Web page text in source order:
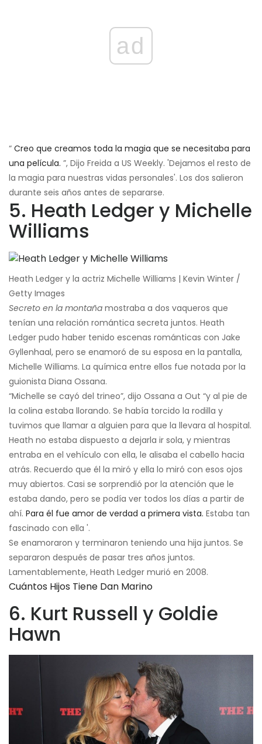
ad
“ Creo que creamos toda la magia que se necesitaba para
una película. ”, Dijo Freida a US Weekly. 'Dejamos el resto de
la magia para nuestras vidas personales'. Los dos salieron
durante seis años antes de separarse.
5. Heath Ledger y Michelle
Williams
Heath Ledger y la actriz Michelle Williams | Kevin Winter /
Getty Images
Secreto en la montaña mostraba a dos vaqueros que
tenían una relación romántica secreta juntos. Heath
Ledger pudo haber tenido escenas románticas con Jake
Gyllenhaal, pero se enamoró de su esposa en la pantalla,
Michelle Williams. La química entre ellos fue notada por la
guionista Diana Ossana.
“Michelle se cayó del trineo”, dijo Ossana a Out “y al pie de
la colina estaba llorando. Se había torcido la rodilla y
tuvimos que llamar a alguien para que la llevara al hospital.
Heath no estaba dispuesto a dejarla ir sola, y mientras
entraba en el vehículo con ella, le alisaba el cabello hacia
atrás. Recuerdo que él la miró y ella lo miró con esos ojos
muy abiertos. Casi se sorprendió por la atención que le
estaba dando, pero se podía ver todos los días a partir de
ahí. Para él fue amor de verdad a primera vista. Estaba tan
fascinado con ella '.
Se enamoraron y terminaron teniendo una hija juntos. Se
separaron después de pasar tres años juntos.
Lamentablemente, Heath Ledger murió en 2008.
Cuántos Hijos Tiene Dan Marino
6. Kurt Russell y Goldie
Hawn